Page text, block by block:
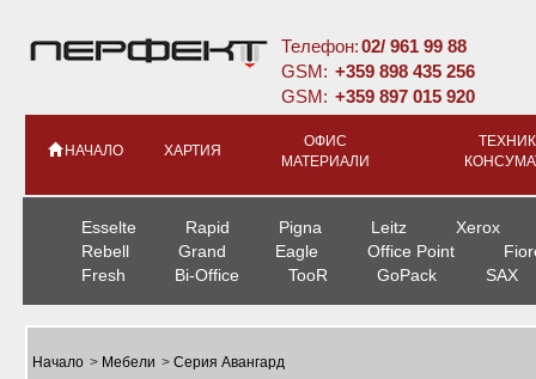
Телефон:02/ 961 99 88
GSM: +359 898 435 256
GSM: +359 897 015 920
НАЧАЛО ХАРТИЯ
ОФИС
МАТЕРИАЛИ
Esselte Rapid Pigna Leitz
Xerox
Rebell
Grand Eagle Office Point
Fresh
Bi-Office TooR GoPack SAX
Начало > Мебели > Серия Авангард